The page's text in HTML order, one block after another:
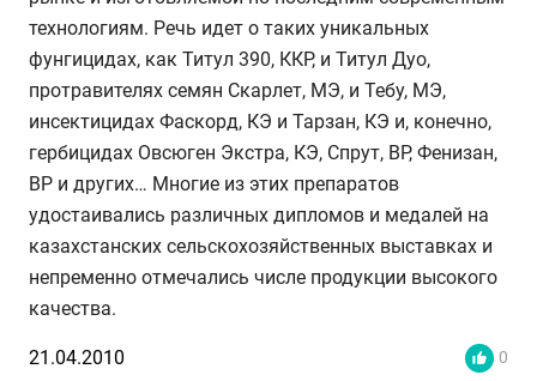
технологиям. Речь идет о таких уникальных
фунгицидах, как Титул 390, ККР, и Титул Дуо,
протравителях семян Скарлет, МЭ, и Тебу, МЭ,
инсектицидах Фаскорд, КЭ и Тарзан, КЭ и, конечно,
гербицидах Овсюген Экстра, КЭ, Спрут, ВР, Фенизан,
ВР и других… Многие из этих препаратов
удостаивались различных дипломов и медалей на
казахстанских сельскохозяйственных выставках и
непременно отмечались числе продукции высокого
качества.
21.04.2010 0